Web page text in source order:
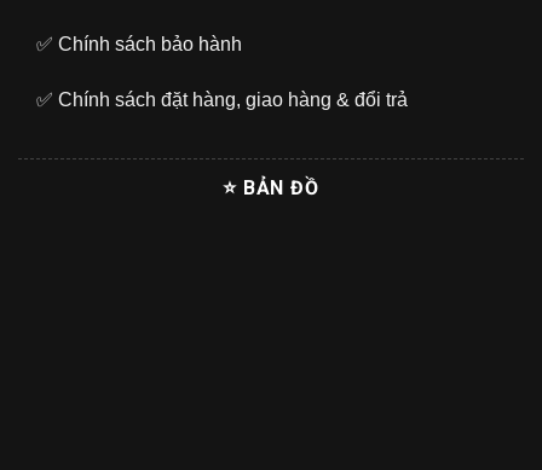
✅ Chính sách bảo hành
✅ Chính sách đặt hàng, giao hàng & đổi trả
⭐ BẢN ĐỒ